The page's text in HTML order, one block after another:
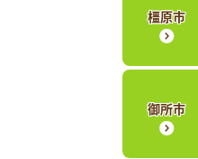
橿原市
御所市